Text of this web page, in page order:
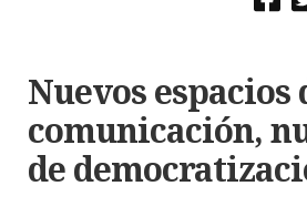
Nuevos espacios
comunicación,
de